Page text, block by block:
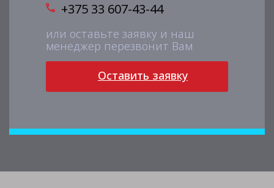
+375 33 607-43-44
или оставьте заявку и наш
менеджер перезвонит Вам
Оставить заявку